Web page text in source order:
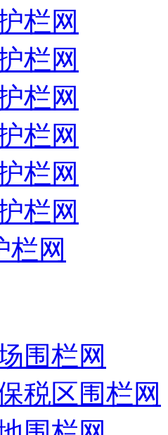
栏网
栏网
栏网
栏网
栏网
栏网
栏网
围栏网
税区围栏网